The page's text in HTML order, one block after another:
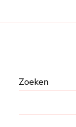
Zoeken